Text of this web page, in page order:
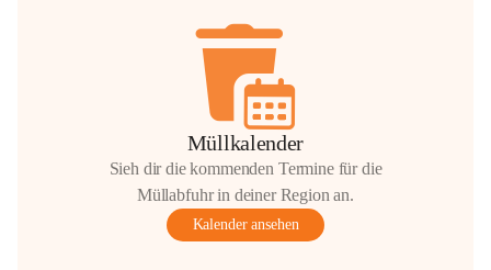
Müllkalender
Sieh dir die kommenden Termine für die
Müllabfuhr in deiner Region an.
Kalender ansehen